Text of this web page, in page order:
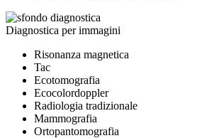
Diagnostica per immagini
Risonanza magnetica
Tac
Ecotomografia
Ecocolordoppler
Radiologia tradizionale
Mammografia
Ortopantomografia